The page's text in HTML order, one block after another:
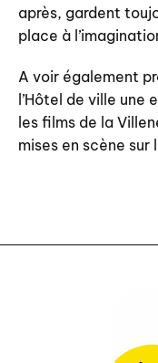
après, gardent
place à
A voir également
l’Hôtel de ville
les films de la
mises en scène sur